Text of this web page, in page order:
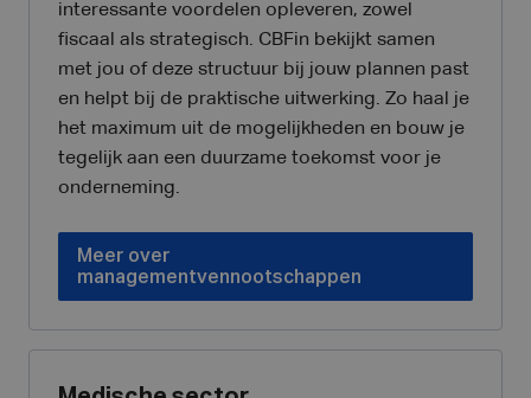
interessante voordelen opleveren, zowel
fiscaal als strategisch. CBFin bekijkt samen
met jou of deze structuur bij jouw plannen past
en helpt bij de praktische uitwerking. Zo haal je
het maximum uit de mogelijkheden en bouw je
tegelijk aan een duurzame toekomst voor je
onderneming.
Meer over
managementvennootschappen